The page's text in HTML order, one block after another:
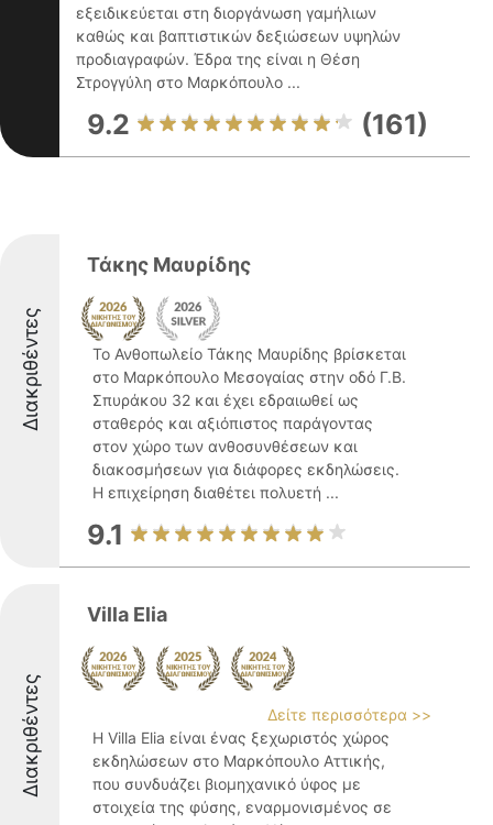
εξειδικεύεται στη διοργάνωση γαμήλιων
καθώς και βαπτιστικών δεξιώσεων υψηλών
προδιαγραφών. Έδρα της είναι η Θέση
Στρογγύλη στο Μαρκόπουλο ...
9.2 (161)
Διακριθέντες
Τάκης Μαυρίδης
Το Ανθοπωλείο Τάκης Μαυρίδης βρίσκεται
στο Μαρκόπουλο Μεσογαίας στην οδό Γ.Β.
Σπυράκου 32 και έχει εδραιωθεί ως
σταθερός και αξιόπιστος παράγοντας
στον χώρο των ανθοσυνθέσεων και
διακοσμήσεων για διάφορες εκδηλώσεις.
Η επιχείρηση διαθέτει πολυετή ...
9.1
Διακριθέντες
Villa Elia
Δείτε περισσότερα >>
Η Villa Elia είναι ένας ξεχωριστός χώρος
εκδηλώσεων στο Μαρκόπουλο Αττικής,
που συνδυάζει βιομηχανικό ύφος με
στοιχεία της φύσης, εναρμονισμένος σε